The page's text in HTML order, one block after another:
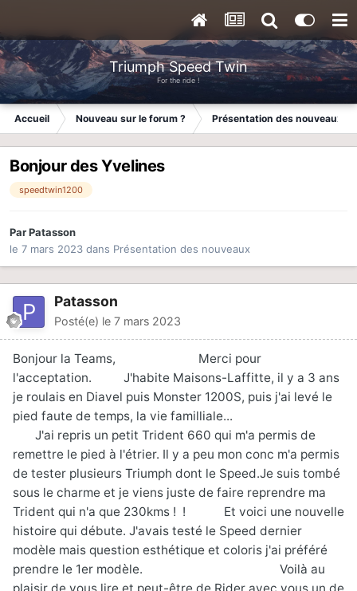
Triumph Speed Twin
For the ride !
Accueil Nouveau sur le forum ? Présentation des nouveaux
Bonjour des Yvelines
speedtwin1200
ParPatasson
le 7 mars 2023 dans Présentation des nouveaux
Patasson
Posté(e) le 7 mars 2023
Bonjour la Teams, Merci pour
l'acceptation. J'habite Maisons-Laffitte, il y a 3 ans
je roulais en Diavel puis Monster 1200S, puis j'ai levé le
pied faute de temps, la vie familliale...
J'ai repris un petit Trident 660 qui m'a permis de
remettre le pied à l'étrier. Il y a peu mon conc m'a permis
de tester plusieurs Triumph dont le Speed.Je suis tombé
sous le charme et je viens juste de faire reprendre ma
Trident qui n'a que 230kms ! ! Et voici une nouvelle
histoire qui débute. J'avais testé le Speed dernier
modèle mais question esthétique et coloris j'ai préféré
prendre le 1er modèle. Voilà au